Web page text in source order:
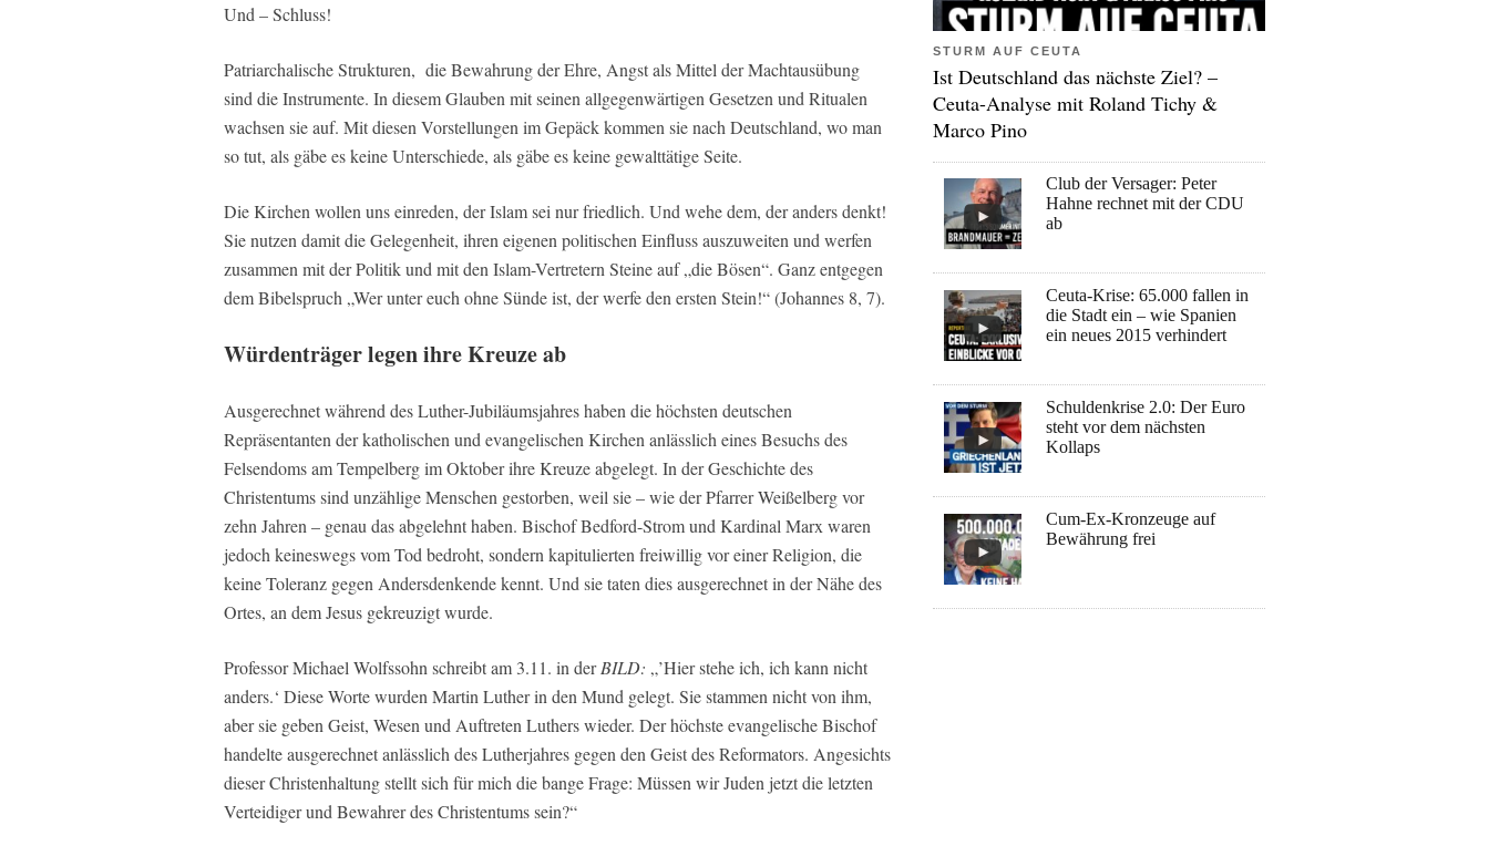
Und – Schluss!
Patriarchalische Strukturen, die Bewahrung der Ehre, Angst als Mittel der Machtausübung
sind die Instrumente. In diesem Glauben mit seinen allgegenwärtigen Gesetzen und Ritualen
wachsen sie auf. Mit diesen Vorstellungen im Gepäck kommen sie nach Deutschland, wo man
so tut, als gäbe es keine Unterschiede, als gäbe es keine gewalttätige Seite.
Die Kirchen wollen uns einreden, der Islam sei nur friedlich. Und wehe dem, der anders denkt!
Sie nutzen damit die Gelegenheit, ihren eigenen politischen Einfluss auszuweiten und werfen
zusammen mit der Politik und mit den Islam-Vertretern Steine auf „die Bösen“. Ganz entgegen
dem Bibelspruch „Wer unter euch ohne Sünde ist, der werfe den ersten Stein!“ (Johannes 8, 7).
Würdenträger legen ihre Kreuze ab
Ausgerechnet während des Luther-Jubiläumsjahres haben die höchsten deutschen
Repräsentanten der katholischen und evangelischen Kirchen anlässlich eines Besuchs des
Felsendoms am Tempelberg im Oktober ihre Kreuze abgelegt. In der Geschichte des
Christentums sind unzählige Menschen gestorben, weil sie – wie der Pfarrer Weißelberg vor
zehn Jahren – genau das abgelehnt haben. Bischof Bedford-Strom und Kardinal Marx waren
jedoch keineswegs vom Tod bedroht, sondern kapitulierten freiwillig vor einer Religion, die
keine Toleranz gegen Andersdenkende kennt. Und sie taten dies ausgerechnet in der Nähe des
Ortes, an dem Jesus gekreuzigt wurde.
Professor Michael Wolfssohn schreibt am 3.11. in derBILD: „’Hier stehe ich, ich kann nicht
anders.‘ Diese Worte wurden Martin Luther in den Mund gelegt. Sie stammen nicht von ihm,
aber sie geben Geist, Wesen und Auftreten Luthers wieder. Der höchste evangelische Bischof
handelte ausgerechnet anlässlich des Lutherjahres gegen den Geist des Reformators. Angesichts
dieser Christenhaltung stellt sich für mich die bange Frage: Müssen wir Juden jetzt die letzten
Verteidiger und Bewahrer des Christentums sein?“
STURM AUF CEUTA
Ist Deutschland das nächste Ziel? –
Ceuta-Analyse mit Roland Tichy &
Marco Pino
Club der Versager: Peter
Hahne rechnet mit der CDU
ab
Ceuta-Krise: 65.000 fallen in
die Stadt ein – wie Spanien
ein neues 2015 verhindert
Schuldenkrise 2.0: Der Euro
steht vor dem nächsten
Kollaps
Cum-Ex-Kronzeuge auf
Bewährung frei